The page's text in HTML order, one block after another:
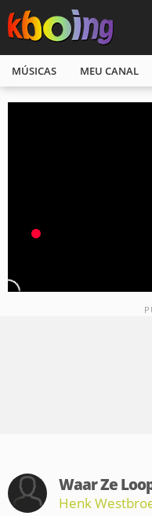
MÚSICAS MEU CANAL
Waar Ze
Henk